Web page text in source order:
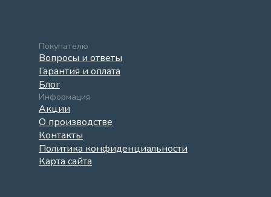
Покупателю
Вопросы и ответы
Гарантия и оплата
Блог
Информация
Акции
О производстве
Контакты
Политика конфиденциальности
Карта сайта